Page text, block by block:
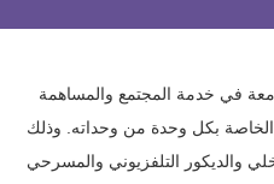
في خدمة المجتمع والمساهمة
بكل وحدة من وحداته. وذلك
من خلال تقديم خدمات التصميم الداخلي ‏والديكور‎ ‎التلفزيوني والمسرحي